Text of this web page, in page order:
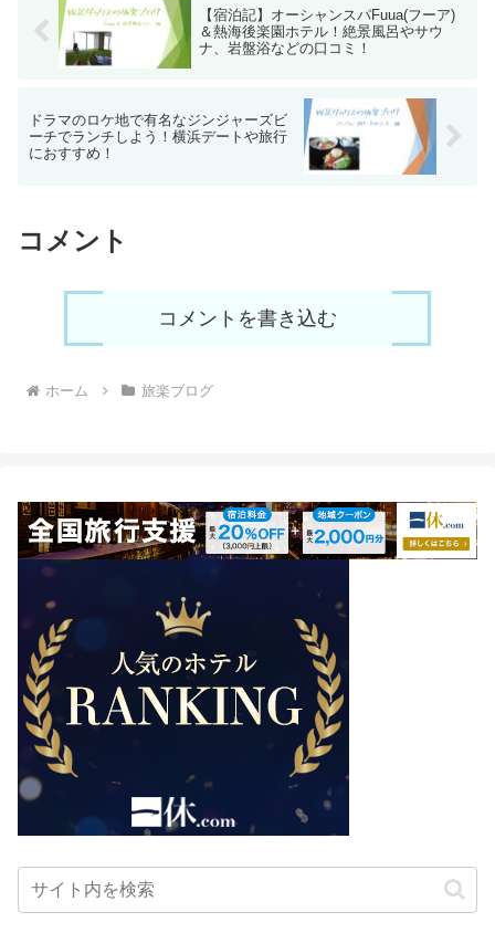
【宿泊記】オーシャンスパFuua(フーア)
＆熱海後楽園ホテル！絶景風呂やサウ
ナ、岩盤浴などの口コミ！
ドラマのロケ地で有名なジンジャーズビ
ーチでランチしよう！横浜デートや旅行
におすすめ！
コメント
コメントを書き込む
ホーム 旅楽ブログ